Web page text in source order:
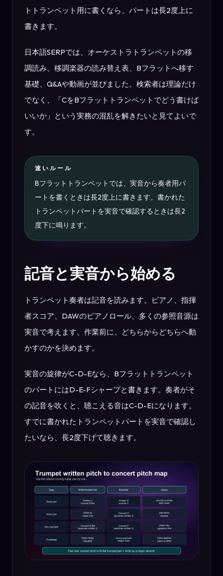
トトランペット用に書くなら、パートは長2度上に
書きます。
日本語SERPでは、オーケストラトランペットの移
調読み、移調楽器の読み替え表、Bフラットへ移す
基礎、Q&Aや動画が並びました。検索者は理論だけ
でなく、「CをBフラットトランペットでどう書けば
いいか」という実務の混乱を解きたいと見てよいで
す。
速いルール
Bフラットトランペットでは、実音から奏者用パ
ートを書くときは長2度上に書きます。書かれた
トランペットパートを実音で確認するときは長2
度下に鳴ります。
記音と実音から始める
トランペット奏者は記音を読みます。ピアノ、指揮
者スコア、DAWのピアノロール、多くの参照音源は
実音で考えます。作業前に、どちらからどちらへ動
かすのかを決めます。
実音の旋律がC-D-Eなら、Bフラットトランペット
のパートにはD-E-Fシャープと書きます。奏者がそ
の記音を吹くと、聴こえる音はC-D-Eになります。
すでに書かれたトランペットパートを実音で確認し
たいなら、長2度下げて聴きます。